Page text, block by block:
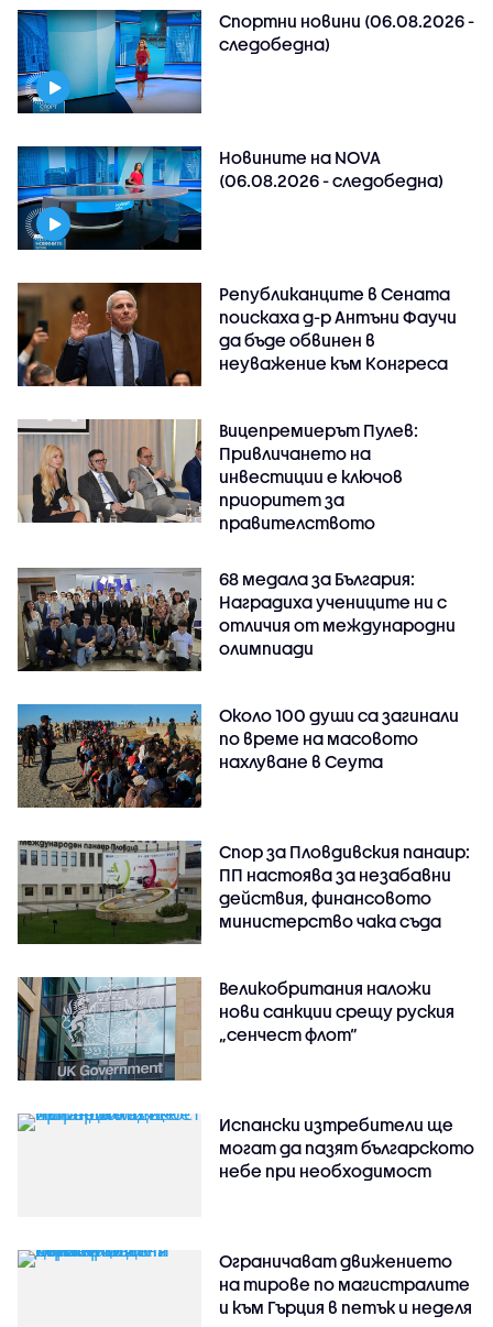
Спортни новини (06.08.2026 -
следобедна)
Новините на NOVA
(06.08.2026 - следобедна)
Републиканците в Сената
поискаха д-р Антъни Фаучи
да бъде обвинен в
неуважение към Конгреса
Вицепремиерът Пулев:
Привличането на
инвестиции е ключов
приоритет за
правителството
68 медала за България:
Наградиха учениците ни с
отличия от международни
олимпиади
Около 100 души са загинали
по време на масовото
нахлуване в Сеута
Спор за Пловдивския панаир:
ПП настоява за незабавни
действия, финансовото
министерство чака съда
Великобритания наложи
нови санкции срещу руския
„сенчест флот“
Испански изтребители ще
могат да пазят българското
небе при необходимост
Ограничават движението
на тирове по магистралите
и към Гърция в петък и неделя